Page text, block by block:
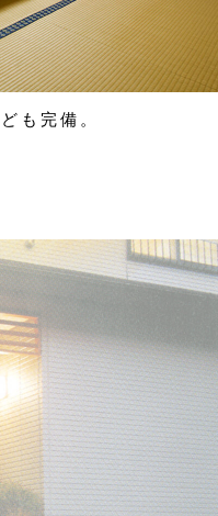
も完備。